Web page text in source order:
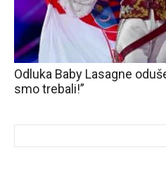
Odluka Baby Lasagne
smo trebali!”